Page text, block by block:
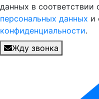
данных в соответствии
персональных данных и
конфиденциальности.
Жду звонка